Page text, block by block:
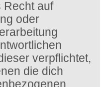
Recht auf
oder
verpflichtet,
die dich